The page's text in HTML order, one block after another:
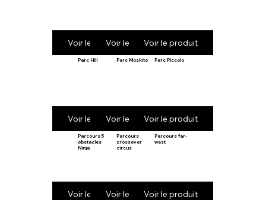
Voir le produitVoir le produitVoir le produit
Parc Hill
Voir le produit
Parc Moskito
Voir le produit
Parc Piccolo
Voir le produit
Parcours 5
obstacles
Ninja
Voir le produit
Parcours
crossover
circus
Voir le produit
Parcours far-
west
Voir le produit